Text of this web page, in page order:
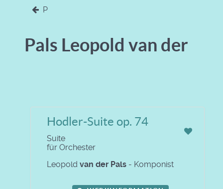
P
Pals Leopold van der
Hodler-Suite op. 74
Suite
für Orchester
Leopold van der Pals - Komponist